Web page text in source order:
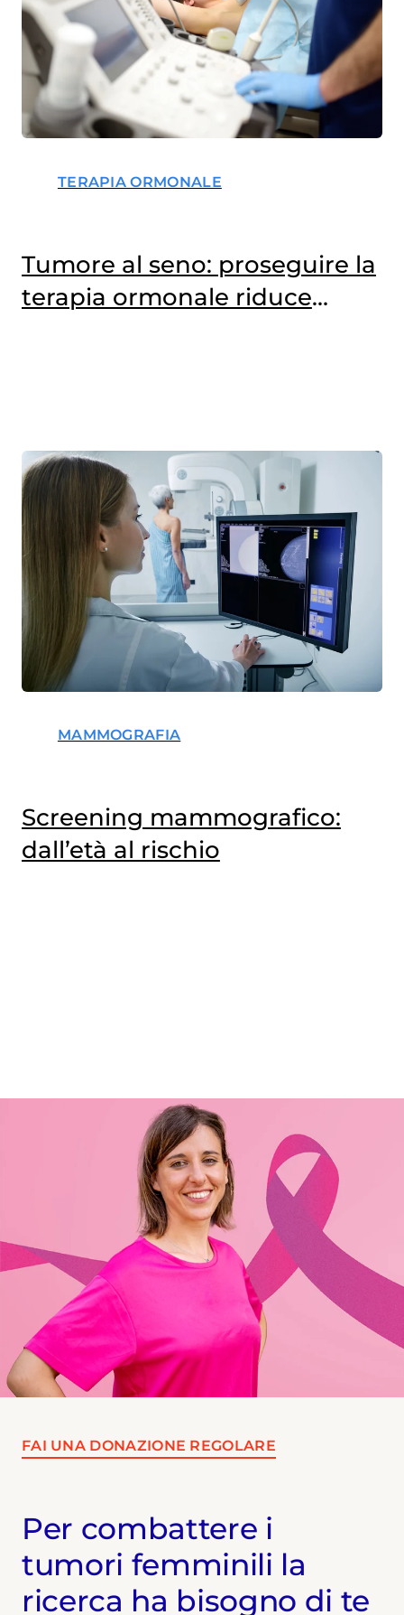
TERAPIA ORMONALE
Tumore al seno: proseguire la
terapia ormonale riduce
MAMMOGRAFIA
Screening mammografico:
dall’età al rischio
FAI UNA DONAZIONE REGOLARE
Per combattere i
tumori femminili la
ricerca ha bisogno di te